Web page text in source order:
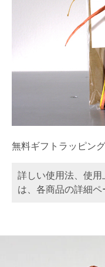
無料ギフトラッピン
詳しい使用法、使
は、各商品の詳細ペ